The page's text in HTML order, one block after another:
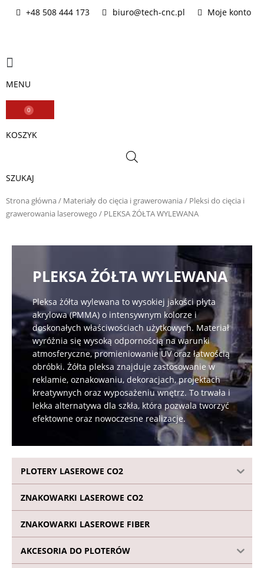
+48 508 444 173 biuro@tech-cnc.pl Moje konto
Main
MENU
0
WÓZEK
KOSZYK
SZUKAJ
Strona główna/ Materiały do cięcia i grawerowania/ Pleksi do cięcia i
grawerowania laserowego / PLEKSA ŻÓŁTA WYLEWANA
PLEKSA ŻÓŁTA WYLEWANA
Pleksa żółta wylewana to wysokiej jakości płyta
akrylowa (PMMA) o intensywnym kolorze i
doskonałych właściwościach użytkowych. Materiał
wyróżnia się wysoką odpornością na warunki
atmosferyczne, promieniowanie UV oraz łatwością
obróbki. Żółta pleksa znajduje zastosowanie w
reklamie, oznakowaniu, dekoracjach, projektach
kreatywnych oraz wyposażeniu wnętrz. To trwała i
lekka alternatywa dla szkła, która pozwala tworzyć
efektowne oraz nowoczesne realizacje.
PLOTERY LASEROWE CO2
ZNAKOWARKI LASEROWE CO2
ZNAKOWARKI LASEROWE FIBER
AKCESORIA DO PLOTERÓW